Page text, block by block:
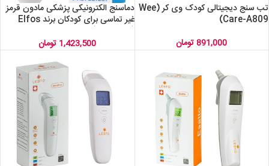
تب سنج دیجیتالی کودک وی کر (Wee
Care-A809)
891,000تومان
دماسنج الکترونیکی پزشکی مادون قرمز
غیر تماسی برای کودکان برند Elfos
(باطری خور) مدل f02
1,423,500 تومان